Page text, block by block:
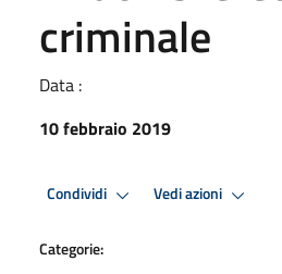
criminale
Data :
10 febbraio 2019
Condividi Vedi azioni
Categorie: